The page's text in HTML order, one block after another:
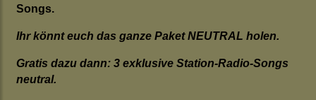
Songs.
Ihr könnt euch das ganze Paket NEUTRAL holen.
Gratis dazu dann: 3 exklusive Station-Radio-Songs
neutral.